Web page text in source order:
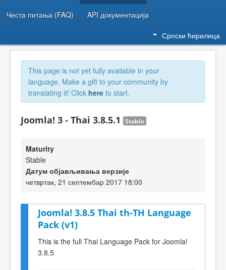
Честа питања (FAQ) API документација
Српски ћирилица
This page is not yet fully available in your
language. Make a gift to your community by
translating it! Click here to start.
Joomla! 3 - Thai 3.8.5.1 Stable
Maturity
Stable
Датум објављивања верзије
четвртак, 21 септембар 2017 18:00
Joomla! 3.8.5 Thai th-TH Language
Pack (v1)
This is the full Thai Language Pack for Joomla!
3.8.5